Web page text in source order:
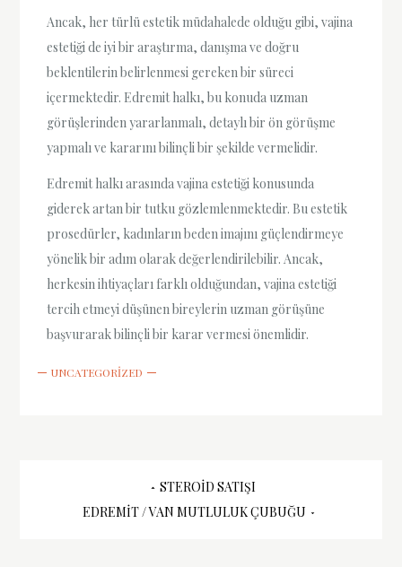
Ancak, her türlü estetik müdahalede olduğu gibi, vajina
estetiği de iyi bir araştırma, danışma ve doğru
beklentilerin belirlenmesi gereken bir süreci
içermektedir. Edremit halkı, bu konuda uzman
görüşlerinden yararlanmalı, detaylı bir ön görüşme
yapmalı ve kararını bilinçli bir şekilde vermelidir.
Edremit halkı arasında vajina estetiği konusunda
giderek artan bir tutku gözlemlenmektedir. Bu estetik
prosedürler, kadınların beden imajını güçlendirmeye
yönelik bir adım olarak değerlendirilebilir. Ancak,
herkesin ihtiyaçları farklı olduğundan, vajina estetiği
tercih etmeyi düşünen bireylerin uzman görüşüne
başvurarak bilinçli bir karar vermesi önemlidir.
UNCATEGORIZED
Yazı
STEROID SATIŞI
EDREMIT / VAN MUTLULUK ÇUBUĞU